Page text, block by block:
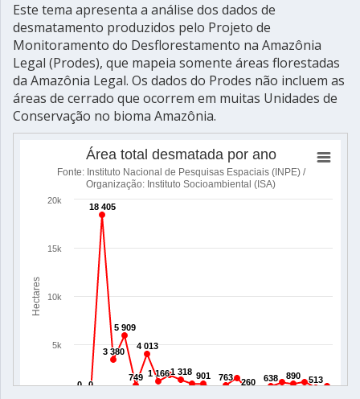
Este tema apresenta a análise dos dados de
desmatamento produzidos pelo Projeto de
Monitoramento do Desflorestamento na Amazônia
Legal (Prodes), que mapeia somente áreas florestadas
da Amazônia Legal. Os dados do Prodes não incluem as
áreas de cerrado que ocorrem em muitas Unidades de
Conservação no bioma Amazônia.